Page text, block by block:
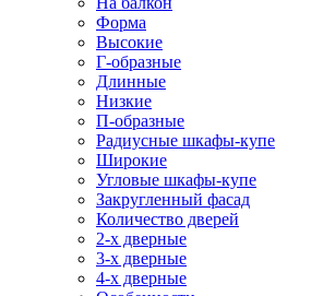
Форма
Высокие
Г-образные
Длинные
Низкие
П-образные
Радиусные шкафы-купе
Широкие
Угловые шкафы-купе
Закругленный фасад
Количество дверей
2-х дверные
3-х дверные
4-х дверные